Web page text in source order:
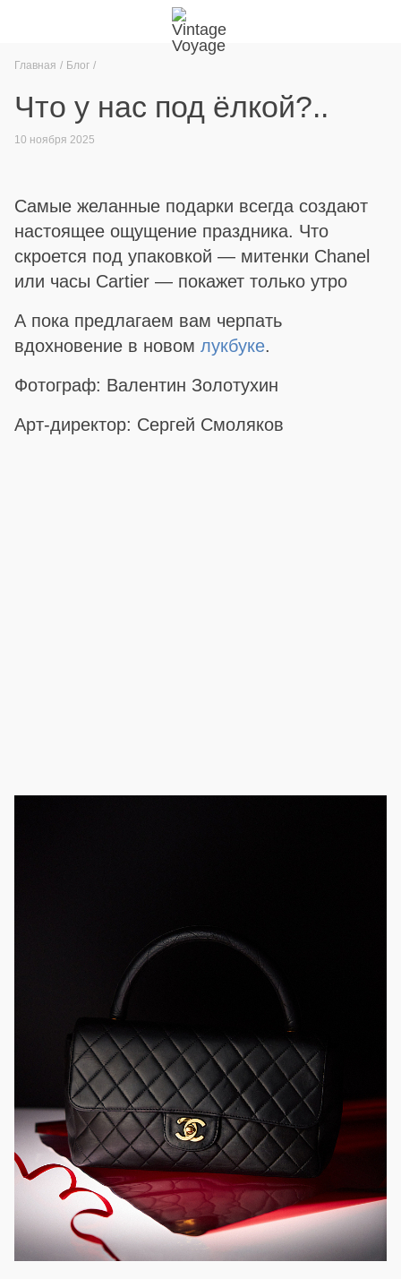
Главная Блог
Что у нас под ёлкой?..
10 ноября 2025
Самые желанные подарки всегда создают
настоящее ощущение праздника. Что
скроется под упаковкой — митенки Chanel
или часы Cartier — покажет только утро
А пока предлагаем вам черпать
вдохновение в новом лукбуке.
Фотограф: Валентин Золотухин
Арт-директор: Сергей Смоляков